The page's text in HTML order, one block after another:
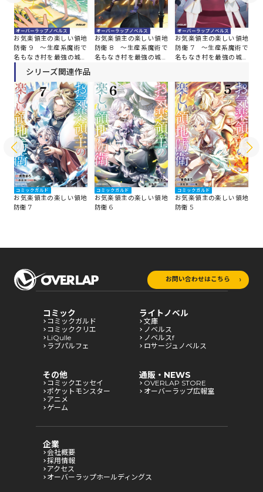
オーバーラップノベルス
お気楽領主の楽しい領地
防衛 9 ～生産系魔術で
名もなき村を最強の城塞
都市に～
オーバーラップノベルス
お気楽領主の楽しい領地
防衛 8 ～生産系魔術で
名もなき村を最強の城塞
オーバーラップノベルス
お気楽領主の楽しい領地
防衛 7 ～生産系魔術で
名もなき村を最強の城塞
シリーズ関連作品
コミックガルド
お気楽領主の楽しい領地
防衛 7
コミックガルド
お気楽領主の楽しい領地
防衛 6
コミックガルド
お気楽領主の楽しい領地
防衛 5
お問い合わせはこちら
コミック
コミックガルド
コミッククリエ
LiQulle
ラブパルフェ
ライトノベル
文庫
ノベルス
ノベルスf
ロサージュノベルス
その他
コミックエッセイ
ポケットモンスター
アニメ
ゲーム
通販・NEWS
OVERLAP STORE
オーバーラップ広報室
企業
会社概要
採用情報
アクセス
オーバーラップホールディングス